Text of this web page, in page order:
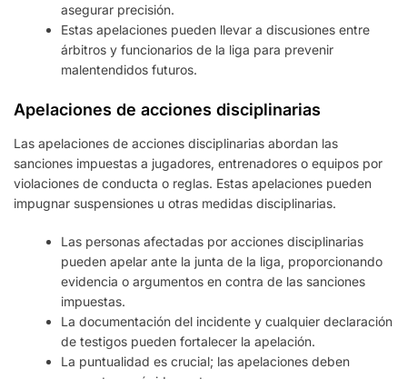
asegurar precisión.
Estas apelaciones pueden llevar a discusiones entre
árbitros y funcionarios de la liga para prevenir
malentendidos futuros.
Apelaciones de acciones disciplinarias
Las apelaciones de acciones disciplinarias abordan las
sanciones impuestas a jugadores, entrenadores o equipos por
violaciones de conducta o reglas. Estas apelaciones pueden
impugnar suspensiones u otras medidas disciplinarias.
Las personas afectadas por acciones disciplinarias
pueden apelar ante la junta de la liga, proporcionando
evidencia o argumentos en contra de las sanciones
impuestas.
La documentación del incidente y cualquier declaración
de testigos pueden fortalecer la apelación.
La puntualidad es crucial; las apelaciones deben